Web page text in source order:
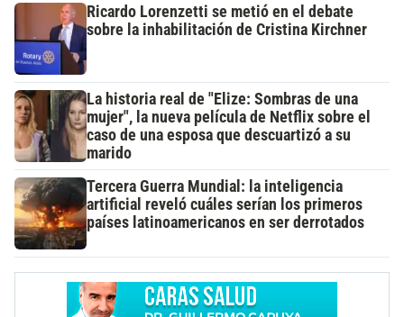
Ricardo Lorenzetti se metió en el debate
sobre la inhabilitación de Cristina Kirchner
La historia real de "Elize: Sombras de una
mujer", la nueva película de Netflix sobre el
caso de una esposa que descuartizó a su
marido
Tercera Guerra Mundial: la inteligencia
artificial reveló cuáles serían los primeros
países latinoamericanos en ser derrotados